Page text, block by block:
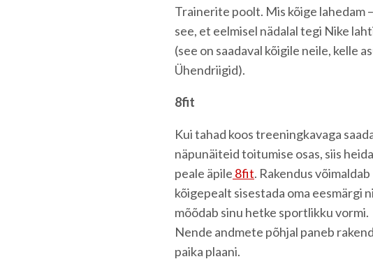
Trainerite poolt. Mis kõige lahedam
see, et eelmisel nädalal tegi Nike
(see on saadaval kõigile neile, kelle
Ühendriigid).
8fit
Kui tahad koos treeningkavaga
näpunäiteid toitumise osas, siis
peale äpile 8fit. Rakendus võimaldab
kõigepealt sisestada oma eesmärgi
mõõdab sinu hetke sportlikku vormi.
Nende andmete põhjal paneb
paika plaani.